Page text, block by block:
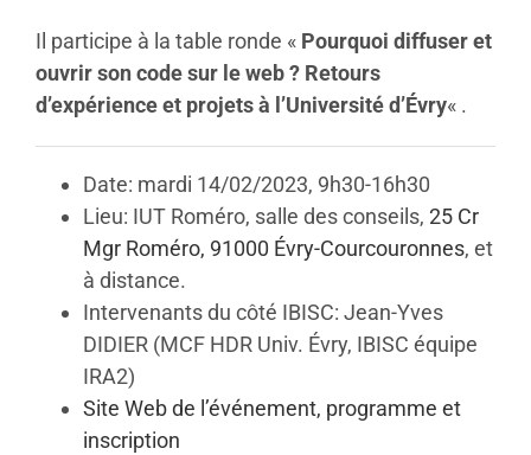
Il participe à la table ronde « Pourquoi diffuser et
ouvrir son code sur le web ? Retours
d’expérience et projets à l’Université d’Évry« .
Date: mardi 14/02/2023, 9h30-16h30
Lieu: IUT Roméro, salle des conseils, 25 Cr
Mgr Roméro, 91000 Évry-Courcouronnes, et
à distance.
Intervenants du côté IBISC: Jean-Yves
DIDIER (MCF HDR Univ. Évry, IBISC équipe
IRA2)
Site Web de l’événement, programme et
inscription